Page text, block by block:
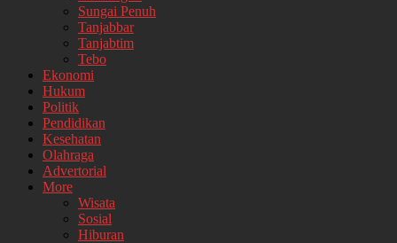
Sungai Penuh
Tanjabbar
Tanjabtim
Tebo
Ekonomi
Hukum
Politik
Pendidikan
Kesehatan
Olahraga
Advertorial
More
Wisata
Sosial
Hiburan